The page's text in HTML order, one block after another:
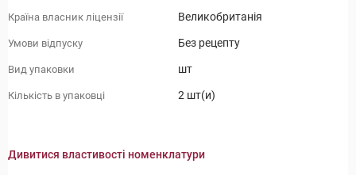
Країна власник ліцензії Великобританія
Умови відпуску Без рецепту
Вид упаковки шт
Кількість в упаковці 2 шт(и)
Дивитися властивості номенклатури